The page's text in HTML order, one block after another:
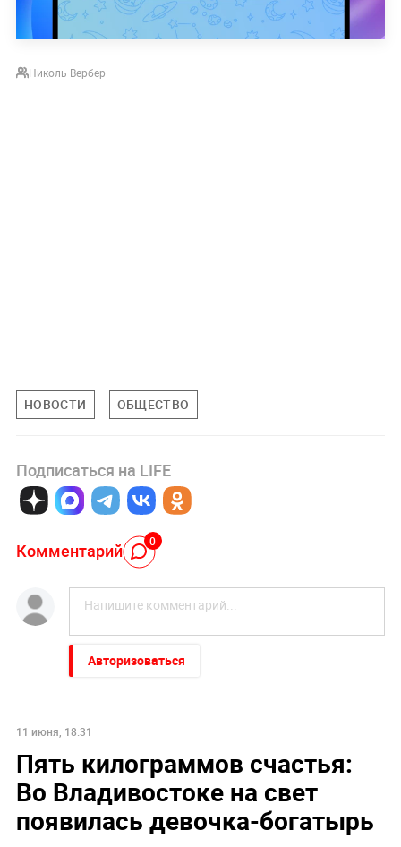
Николь Вербер
НОВОСТИ ОБЩЕСТВО
Подписаться на LIFE
Комментарий 0
Авторизоваться
11 июня, 18:31
Пять килограммов счастья:
Во Владивостоке на свет
появилась девочка-богатырь